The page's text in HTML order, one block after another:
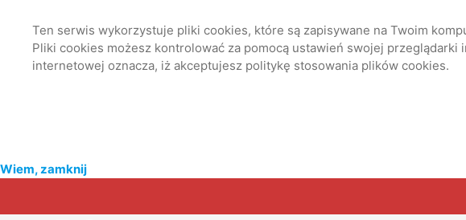
Ten serwis wykorzystuje pliki cookies, które są zapisywane na Twoim
Pliki cookies możesz kontrolować za pomocą ustawień swojej
internetowej oznacza, iż akceptujesz politykę stosowania plików cookies.
Wiem, zamknij